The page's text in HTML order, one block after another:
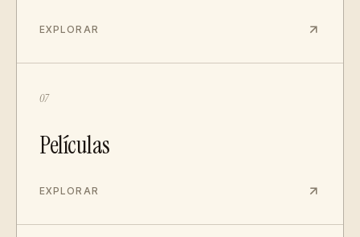
EXPLORAR
07
Películas
EXPLORAR